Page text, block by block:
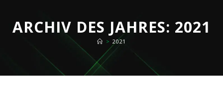
ARCHIV DES JAHRES: 2021
> 2021